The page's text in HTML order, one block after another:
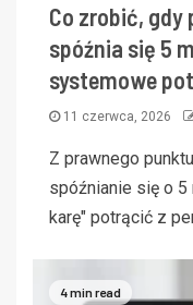
Co zrobić,
spóźnia się 5
systemowe
11 czerwca, 2026
Z prawnego
spóźnianie się o 5
karę" potrącić z
4 min read